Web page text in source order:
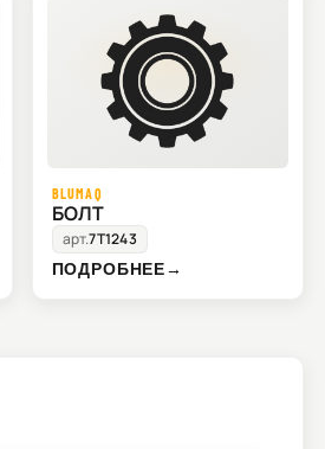
BLUMAQ
БОЛТ
арт.7T1243
ПОДРОБНЕЕ→